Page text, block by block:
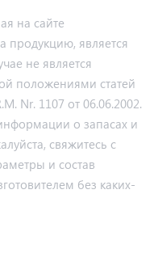
на сайте
продукцию, является
не является
положениями статей
Nr. 1107 от 06.06.2002.
о запасах и
свяжитесь с
и состав
без каких-